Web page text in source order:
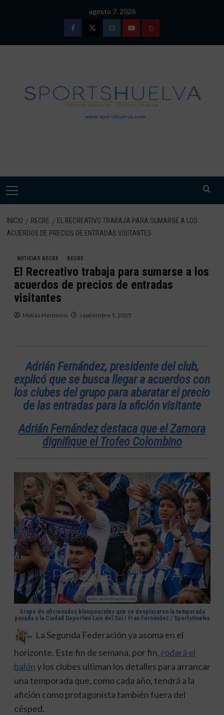
agosto 7, 2026
FacebookTwitterInstagramYoutubeTÉRMINOS
DE
USO
Menú
INICIO RECRE
EL RECREATIVO TRABAJA PARA SUMARSE A LOS
ACUERDOS DE PRECIOS DE ENTRADAS VISITANTES
NOTICIAS RECRE RECRE
El Recreativo trabaja para sumarse a los
acuerdos de precios de entradas
visitantes
Matias Hermoso septiembre 1, 2025
Adrián Fernández, presidente del club,
explicó que se busca llegar a acuerdos con
los clubes del grupo para abaratar el precio
de las entradas para la afición visitante
Adrián Fernández destaca que el Zamora
dignifique el Trofeo Colombino
Grupo de aficionados blanquiazules que se desplazaron la temporada
pasada a la Ciudad Deportiva Luis del Sol / Fran Fernández / SportsHuelva
La Segunda Federación ya asoma en el
horizonte. Este fin de semana, por fin, rodará el
balóny los clubes ultiman los detalles para arrancar
una temporada que, como cada año, tendrá a la
afición como protagonista también fuera del
césped.